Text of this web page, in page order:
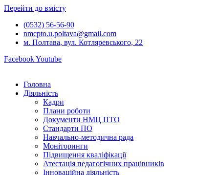
Перейти до вмісту
(0532) 56-56-90
nmcpto.u.poltava@gmail.com
м. Полтава, вул. Котляревського, 22
FacebookYoutube
Головна
Діяльність
Кадри
Плани роботи
Документи НМЦ ПТО
Стандарти ПО
Навчально-методична рада
Моніторинги
Підвищення кваліфікації
Атестація педагогічних працівників
Інноваційна діяльність